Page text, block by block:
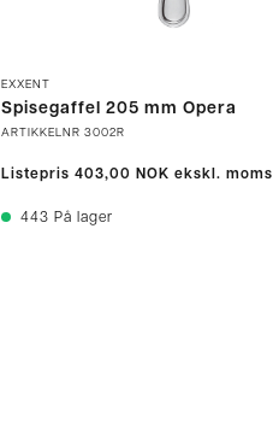
EXXENT
Spisegaffel 205 mm Opera
ARTIKKELNR 3002R
Listepris 403,00 NOK ekskl. moms
443 På lager